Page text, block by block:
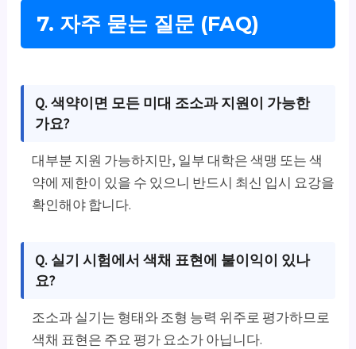
7. 자주 묻는 질문 (FAQ)
Q. 색약이면 모든 미대 조소과 지원이 가능한
가요?
대부분 지원 가능하지만, 일부 대학은 색맹 또는 색
약에 제한이 있을 수 있으니 반드시 최신 입시 요강을
확인해야 합니다.
Q. 실기 시험에서 색채 표현에 불이익이 있나
요?
조소과 실기는 형태와 조형 능력 위주로 평가하므로
색채 표현은 주요 평가 요소가 아닙니다.